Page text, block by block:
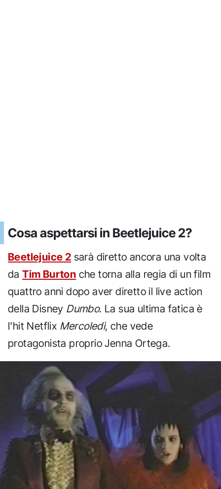
Cosa aspettarsi in Beetlejuice 2?
Beetlejuice 2 sarà diretto ancora una volta
daTim Burton che torna alla regia di un film
quattro anni dopo aver diretto il live action
della Disney Dumbo. La sua ultima fatica è
l'hit Netflix Mercoledì, che vede
protagonista proprio Jenna Ortega.